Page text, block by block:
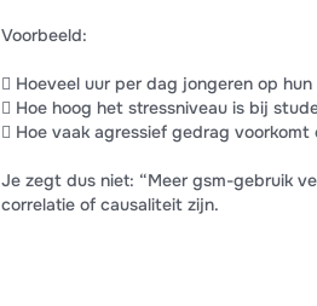
Voorbeeld:
 Hoeveel uur per dag jongeren op
 Hoe hoog het stressniveau is bij
 Hoe vaak agressief gedrag voorkomt
Je zegt dus niet: “Meer gsm-gebruik
correlatie of causaliteit zijn.